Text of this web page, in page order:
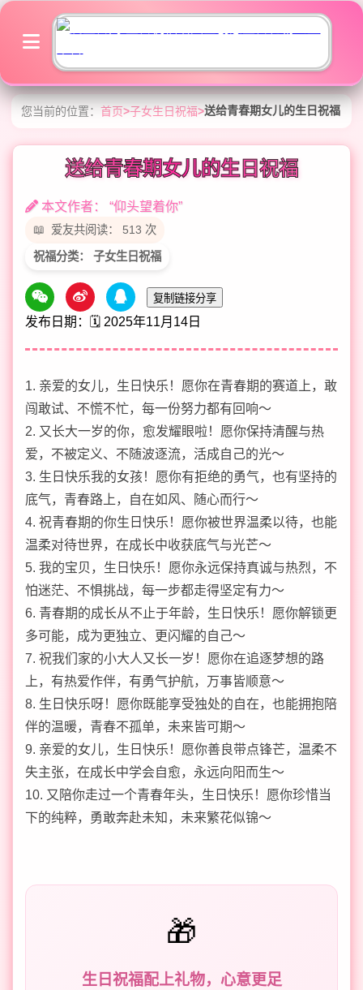
您当前的位置：首页>子女生日祝福>送给青春期女儿的生日祝福
送给青春期女儿的生日祝福
本文作者： “仰头望着你”
爱友共阅读： 513 次
祝福分类： 子女生日祝福
复制链接分享
发布日期：🗓️ 2025年11月14日
1. 亲爱的女儿，生日快乐！愿你在青春期的赛道上，敢
闯敢试、不慌不忙，每一份努力都有回响～
2. 又长大一岁的你，愈发耀眼啦！愿你保持清醒与热
爱，不被定义、不随波逐流，活成自己的光～
3. 生日快乐我的女孩！愿你有拒绝的勇气，也有坚持的
底气，青春路上，自在如风、随心而行～
4. 祝青春期的你生日快乐！愿你被世界温柔以待，也能
温柔对待世界，在成长中收获底气与光芒～
5. 我的宝贝，生日快乐！愿你永远保持真诚与热烈，不
怕迷茫、不惧挑战，每一步都走得坚定有力～
6. 青春期的成长从不止于年龄，生日快乐！愿你解锁更
多可能，成为更独立、更闪耀的自己～
7. 祝我们家的小大人又长一岁！愿你在追逐梦想的路
上，有热爱作伴，有勇气护航，万事皆顺意～
8. 生日快乐呀！愿你既能享受独处的自在，也能拥抱陪
伴的温暖，青春不孤单，未来皆可期～
9. 亲爱的女儿，生日快乐！愿你善良带点锋芒，温柔不
失主张，在成长中学会自愈，永远向阳而生～
10. 又陪你走过一个青春年头，生日快乐！愿你珍惜当
下的纯粹，勇敢奔赴未知，未来繁花似锦～
🎁
生日祝福配上礼物，心意更足